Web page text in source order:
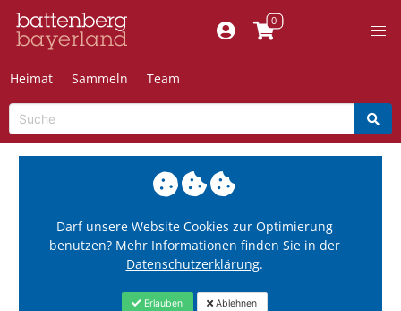
Heimat Sammeln Team
Darf unsere Website Cookies zur Optimierung
benutzen? Mehr Informationen finden Sie in der
Datenschutzerklärung.
Erlauben Ablehnen